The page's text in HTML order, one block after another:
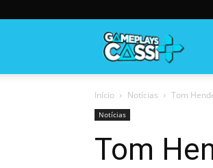
Início Notícias Tom
Notícias
Tom